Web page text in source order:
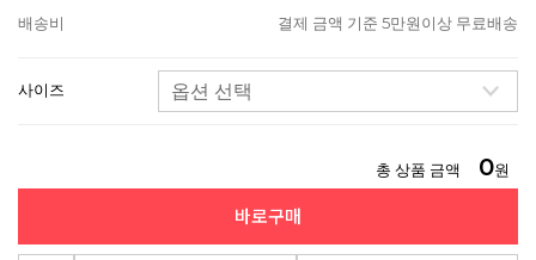
배송비 결제 금액 기준 5만원이상 무료배송
사이즈
총 상품 금액 0원
바로구매